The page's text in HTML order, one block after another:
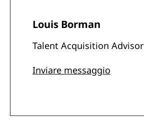
Louis Borman
Talent Acquisition Advisor
Inviare messaggio